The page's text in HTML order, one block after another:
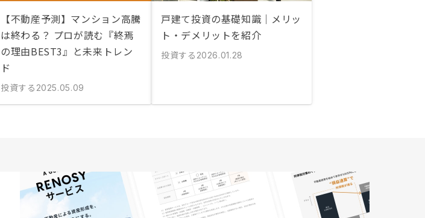
【不動産予測】マンション高騰
は終わる？ プロが読む『終焉
の理由BEST3』と未来トレン
ド
投資する 2025.05.09
戸建て投資の基礎知識｜メリッ
ト・デメリットを紹介
投資する 2026.01.28